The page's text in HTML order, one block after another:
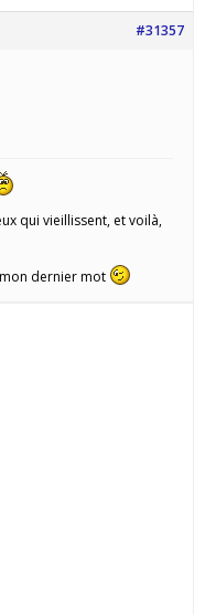
#31357
qui vieillissent, et voilà,
mon dernier mot